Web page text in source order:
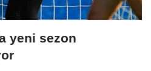
yeni sezon